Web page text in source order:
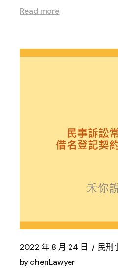
Read more
2022 年 8 月 24 日
民刑
bychenLawyer